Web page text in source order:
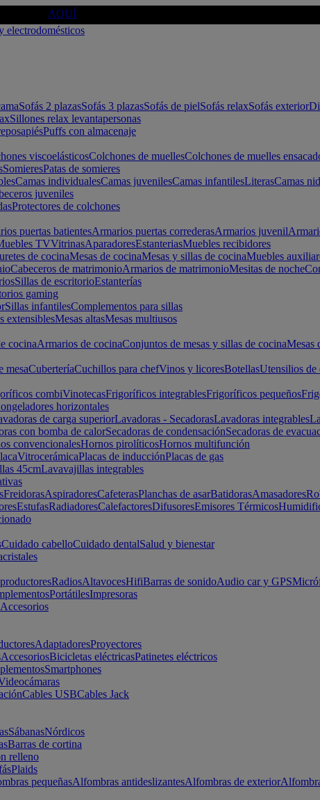
AQUÍ
Sofás 2 plazasSofás 3 plazasSofás de pielSofás relaxSofás exterior
Sillones relax levantapersonas
Puffs con almacenaje
viscoelásticosColchones de muellesColchones de muelles
SomieresPatas de somieres
Camas individualesCamas juvenilesCamas infantilesLiterasCamas
juveniles
Protectores de colchones
puertas batientesArmarios puertas correderasArmarios juvenil
TVVitrinasAparadoresEstanteriasMuebles recibidores
de cocinaMesas de cocinaMesas y sillas de cocinaMuebles
Cabeceros de matrimonioArmarios de matrimonioMesitas de noche
Sillas de escritorioEstanterías
gaming
Sillas infantilesComplementos para sillas
extensiblesMesas altasMesas multiusos
cocinaArmarios de cocinaConjuntos de mesas y sillas de cocinaMesas
mesaCuberteríaCuchillos para chefVinos y licoresBotellasUtensilios de
combiVinotecasFrigoríficos integrablesFrigoríficos pequeños
horizontales
de carga superiorLavadoras - SecadorasLavadoras integrables
con bomba de calorSecadoras de condensaciónSecadoras de
convencionalesHornos pirolíticosHornos multifunción
VitrocerámicaPlacas de inducciónPlacas de gas
45cmLavavajillas integrables
FreidorasAspiradoresCafeterasPlanchas de asarBatidorasAmasadores
EstufasRadiadoresCalefactoresDifusoresEmisores Térmicos
Cuidado cabelloCuidado dentalSalud y bienestar
RadiosAltavocesHifiBarras de sonidoAudio car y GPS
PortátilesImpresoras
Accesorios
AdaptadoresProyectores
AccesoriosBicicletas eléctricasPatinetes eléctricos
Smartphones
Cables USBCables Jack
SábanasNórdicos
Barras de cortina
relleno
Plaids
pequeñasAlfombras antideslizantesAlfombras de exterior